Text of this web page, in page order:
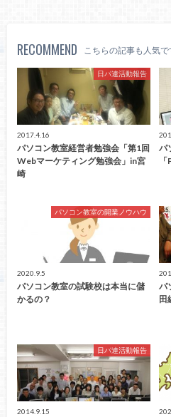
RECOMMEND こちらの記事も人気で
日パ連活動報告
2017.4.16
パソコン教室経営者勉強会「第1回
Webマーケティング勉強会」in宮
崎
パ
パソコン教室の開業ノウハウ
2020.9.5
パソコン教室の試験校は本当に儲
かるの？
パ
田
日パ連活動報告
2014.9.15